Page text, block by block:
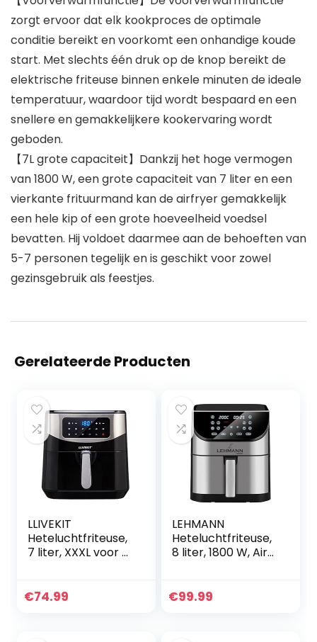
zorgt ervoor dat elk kookproces de optimale
conditie bereikt en voorkomt een onhandige koude
start. Met slechts één druk op de knop bereikt de
elektrische friteuse binnen enkele minuten de ideale
temperatuur, waardoor tijd wordt bespaard en een
snellere en gemakkelijkere kookervaring wordt
geboden.
【7L grote capaciteit】Dankzij het hoge vermogen
van 1800 W, een grote capaciteit van 7 liter en een
vierkante frituurmand kan de airfryer gemakkelijk
een hele kip of een grote hoeveelheid voedsel
bevatten. Hij voldoet daarmee aan de behoeften van
5-7 personen tegelijk en is geschikt voor zowel
gezinsgebruik als feestjes.
Gerelateerde Producten
LLIVEKIT
Heteluchtfriteuse,
7 liter, XXXL voor 7
met digitaal led-
€74.99
LEHMANN
Heteluchtfriteuse,
8 liter, 1800 W, Air
temperatuurregeli
€99.99